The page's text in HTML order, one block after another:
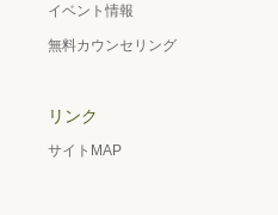
イベント情報
無料カウンセリング
リンク
サイトMAP